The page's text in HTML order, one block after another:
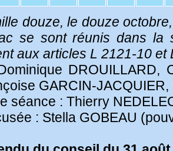
douze, le douze
se sont réunis dans
aux articles L 2121-10
DROUILLARD,
GARCIN-
séance : Thierry
: Stella GOBEAU